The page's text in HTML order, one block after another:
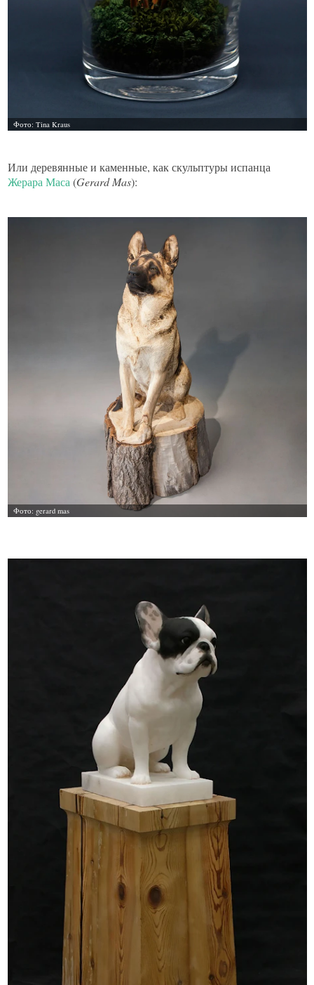
Или деревянные и каменные, как скульптуры испанца
Жерара Маса (Gerard Mas):